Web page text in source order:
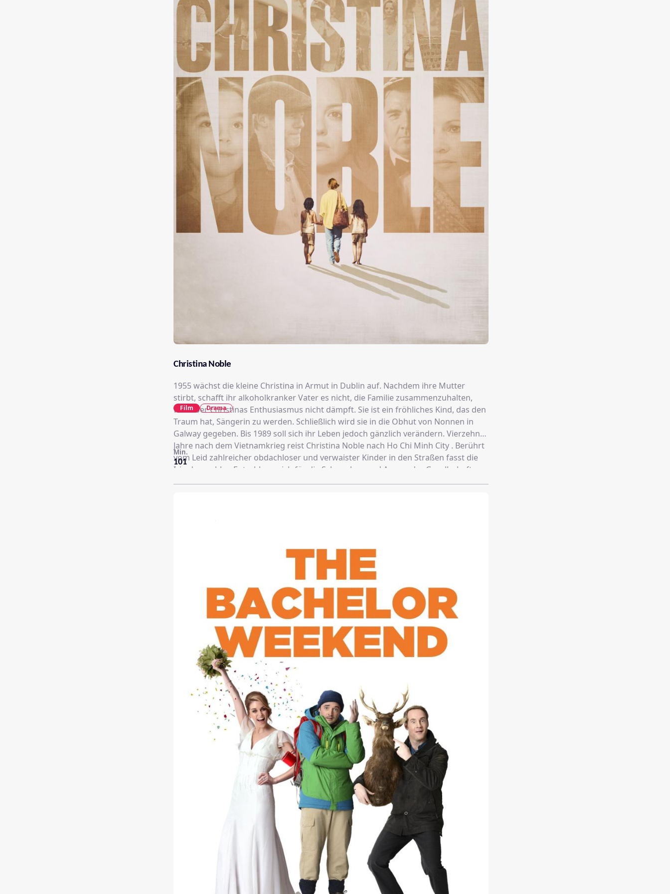
Christina Noble
1955 wächst die kleine Christina in Armut in Dublin auf. Nachdem ihre Mutter
stirbt, schafft ihr alkoholkranker Vater es nicht, die Familie zusammenzuhalten,
was aber Christinas Enthusiasmus nicht dämpft. Sie ist ein fröhliches Kind, das den
Traum hat, Sängerin zu werden. Schließlich wird sie in die Obhut von Nonnen in
Galway gegeben. Bis 1989 soll sich ihr Leben jedoch gänzlich verändern. Vierzehn
Jahre nach dem Vietnamkrieg reist Christina Noble nach Ho Chi Minh City . Berührt
vom Leid zahlreicher obdachloser und verwaister Kinder in den Straßen fasst die
Irin den noblen Entschluss, sich für die Schwachen und Armen der Gesellschaft
einzusetzen. Mit ihrem Engagement verändert sie schließlich nicht nur das
101
Min.
Film Drama